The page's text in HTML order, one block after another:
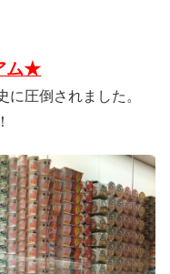
ム★
に圧倒されました。